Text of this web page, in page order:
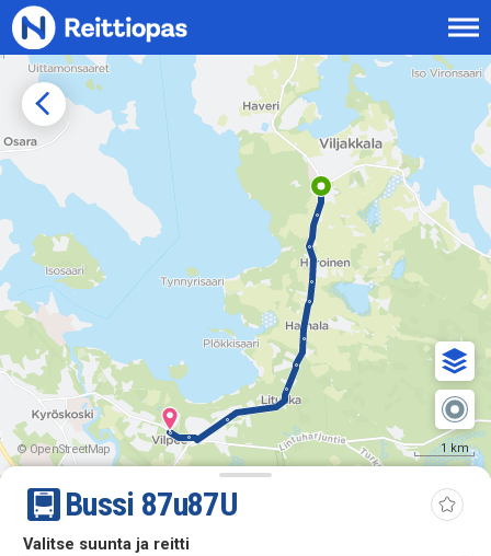
Siirry sisältöön
© OpenStreetMap 1 km
Bussi 87u87U
Valitse suunta ja reitti